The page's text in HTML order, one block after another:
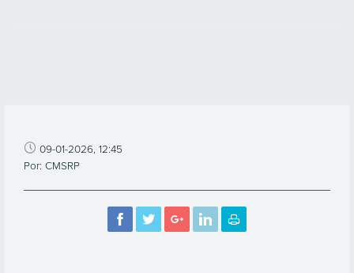
09-01-2026, 12:45
Por: CMSRP